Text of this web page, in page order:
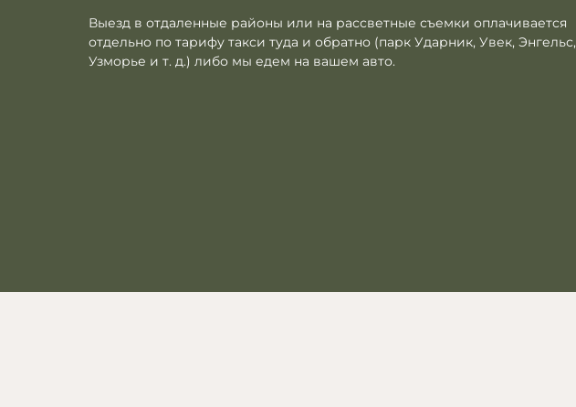
Выезд в отдаленные районы или на рассветные съемки оплачивается
отдельно по тарифу такси туда и обратно (парк Ударник, Увек, Энгельс,
Узморье и т. д.) либо мы едем на вашем авто.